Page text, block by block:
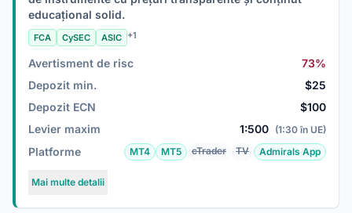
educațional solid.
FCA CySEC ASIC +1
Avertisment de risc
73%
Depozit min.
$25
Depozit ECN
$100
Levier maxim
1:500 (1:30 în UE)
Platforme MT4 MT5 cTrader TV Admirals App
Mai multe detalii